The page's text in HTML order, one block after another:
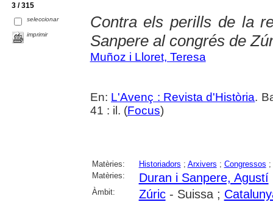
3 / 315
seleccionar
imprimir
Contra els perills de la
Sanpere al congrés de
Muñoz i Lloret, Teresa
En: L'Avenç : Revista d'Història.
41 : il. (Focus)
Matèries: Historiadors ; Arxivers ; Congressos ;
Matèries:
Duran i Sanpere, Agustí
Àmbit: Zúric- Suissa ;